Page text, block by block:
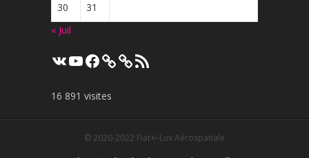
30
31
« Juil
VK YouTube
Facebook Flux
RSS
16 891 visites
© 2020-2022 Fiat+⁄-Lux Aérospatiale